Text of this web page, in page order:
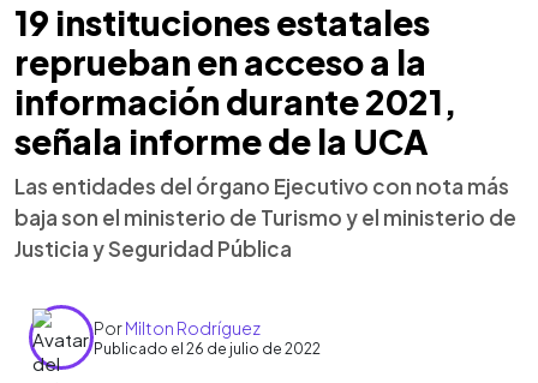
19 instituciones estatales
reprueban en acceso a la
información durante 2021,
señala informe de la UCA
Las entidades del órgano Ejecutivo con nota más
baja son el ministerio de Turismo y el ministerio de
Justicia y Seguridad Pública
PorMilton Rodríguez
Publicado el 26 de julio de 2022